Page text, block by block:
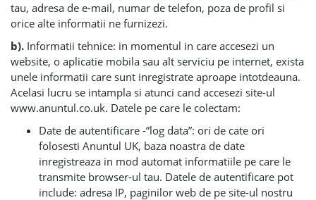
tau, adresa de e-mail, numar de telefon, poza de profil si
orice alte informatii ne furnizezi.
b). Informatii tehnice: in momentul in care accesezi un
website, o aplicatie mobila sau alt serviciu pe internet, exista
unele informatii care sunt inregistrate aproape intotdeauna.
Acelasi lucru se intampla si atunci cand accesezi site-ul
www.anuntul.co.uk. Datele pe care le colectam:
Date de autentificare -”log data”: ori de cate ori
folosesti Anuntul UK, baza noastra de date
inregistreaza in mod automat informatiile pe care le
transmite browser-ul tau. Datele de autentificare pot
include: adresa IP, paginilor web de pe site-ul nostru